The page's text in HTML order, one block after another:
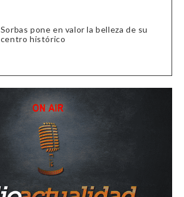
Sorbas pone en valor la belleza de su
centro histórico